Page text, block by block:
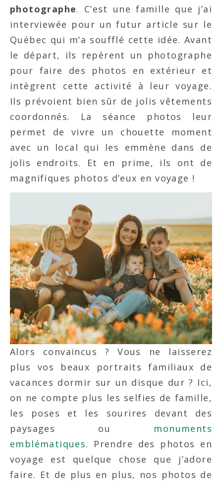
photographe. C’est une famille que j’ai
interviewée pour un futur article sur le
Québec qui m’a soufflé cette idée. Avant
le départ, ils repèrent un photographe
pour faire des photos en extérieur et
intègrent cette activité à leur voyage.
Ils prévoient bien sûr de jolis vêtements
coordonnés. La séance photos leur
permet de vivre un chouette moment
avec un local qui les emmène dans de
jolis endroits. Et en prime, ils ont de
magnifiques photos d’eux en voyage !
Alors convaincus ? Vous ne laisserez
plus vos beaux portraits familiaux de
vacances dormir sur un disque dur ? Ici,
on ne compte plus les selfies de famille,
les poses et les sourires devant des
paysages ou monuments
emblématiques. Prendre des photos en
voyage est quelque chose que j’adore
faire. Et de plus en plus, nos photos de